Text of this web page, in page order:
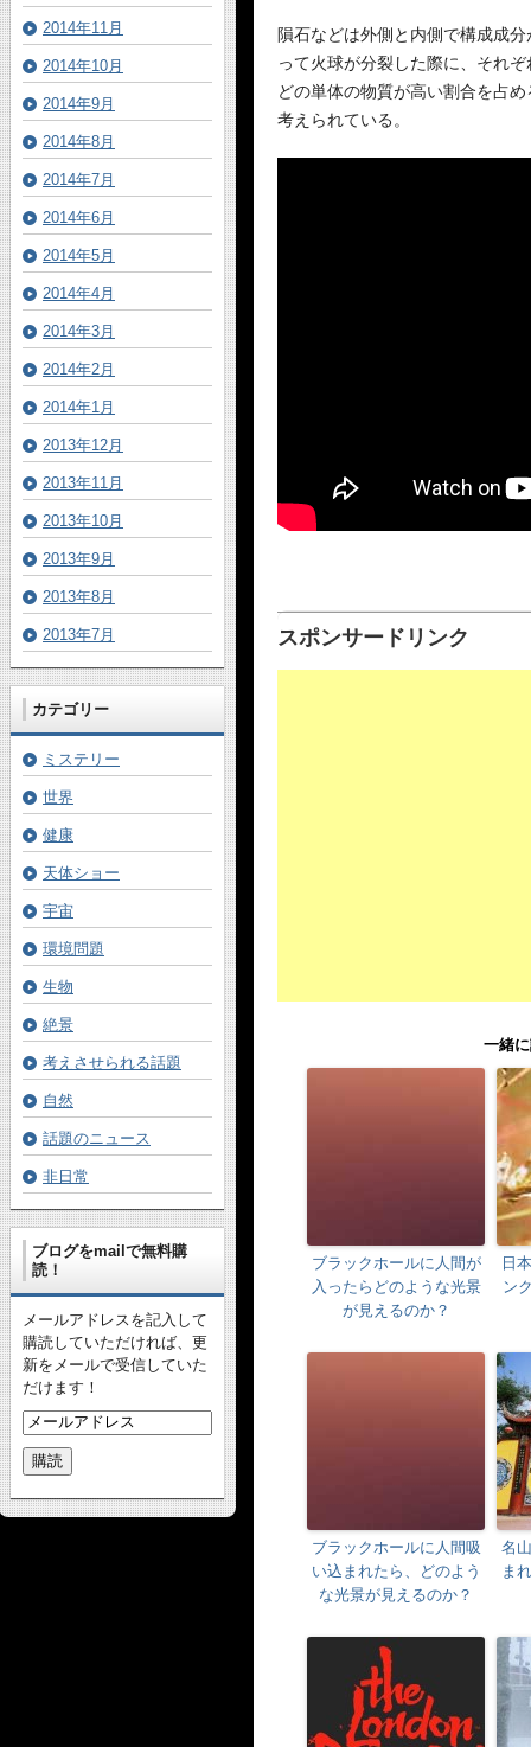
隕石などは外側と内側で構成成
って火球が分裂した際に、それ
どの単体の物質が高い割合を占
考えられている。
スポンサードリンク
一緒
ブラックホールに人間が
入ったらどのような光景
が見えるのか？
日
ン
ブラックホールに人間吸
い込まれたら、どのよう
な光景が見えるのか？
名
ま
2014年11月
2014年10月
2014年9月
2014年8月
2014年7月
2014年6月
2014年5月
2014年4月
2014年3月
2014年2月
2014年1月
2013年12月
2013年11月
2013年10月
2013年9月
2013年8月
2013年7月
カテゴリー
ミステリー
世界
健康
天体ショー
宇宙
環境問題
生物
絶景
考えさせられる話題
自然
話題のニュース
非日常
ブログをmailで無料購
読！
メールアドレスを記入して
購読していただければ、更
新をメールで受信していた
だけます！